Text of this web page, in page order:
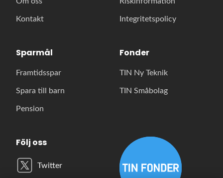
Kontakt Integritetspolicy
Sparmål
Framtidsspar
Spara till barn
Pension
Fonder
TIN Ny Teknik
TIN Småbolag
Följ oss
Twitter